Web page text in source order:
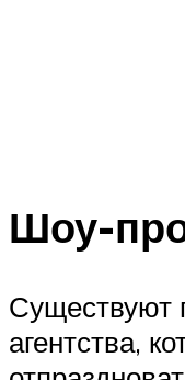
Шоу-
Существуют
агентства,